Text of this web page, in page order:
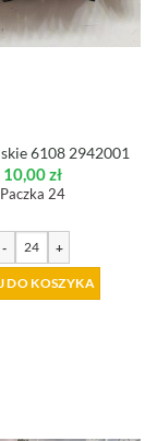
6108 2942001
10,00zł
Paczka 24
- +
DO KOSZYKA